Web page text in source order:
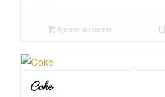
Ajouter au panier
Coke